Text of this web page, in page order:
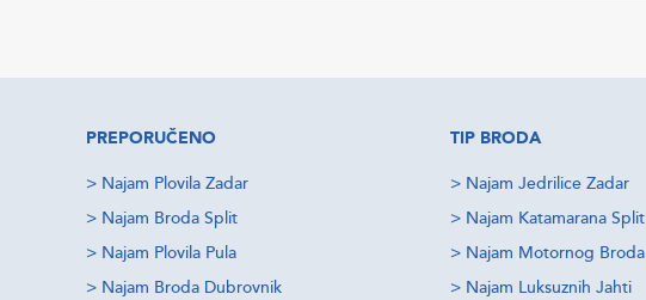
PREPORUČENO
> Najam Plovila Zadar
> Najam Broda Split
> Najam Plovila Pula
> Najam Broda Dubrovnik
TIP BRODA
> Najam Jedrilice Zadar
> Najam Katamarana Split
> Najam Motornog Broda
> Najam Luksuznih Jahti